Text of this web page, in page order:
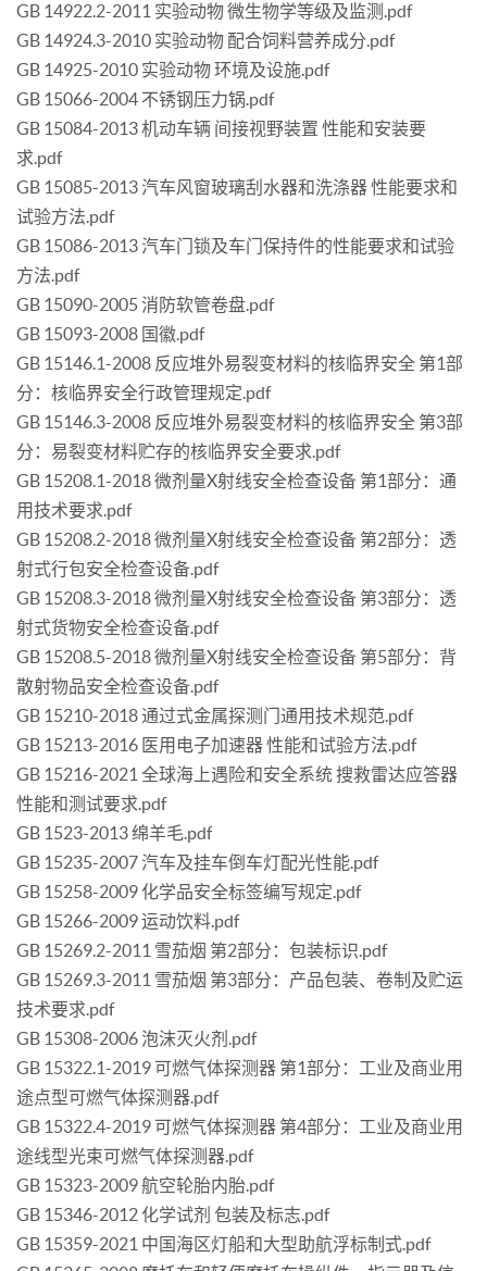
GB 14922.2-2011 实验动物 微生物学等级及监测.pdf
GB 14924.3-2010 实验动物 配合饲料营养成分.pdf
GB 14925-2010 实验动物 环境及设施.pdf
GB 15066-2004 不锈钢压力锅.pdf
GB 15084-2013 机动车辆 间接视野装置 性能和安装要
求.pdf
GB 15085-2013 汽车风窗玻璃刮水器和洗涤器 性能要求和
试验方法.pdf
GB 15086-2013 汽车门锁及车门保持件的性能要求和试验
方法.pdf
GB 15090-2005 消防软管卷盘.pdf
GB 15093-2008 国徽.pdf
GB 15146.1-2008 反应堆外易裂变材料的核临界安全 第1部
分：核临界安全行政管理规定.pdf
GB 15146.3-2008 反应堆外易裂变材料的核临界安全 第3部
分：易裂变材料贮存的核临界安全要求.pdf
GB 15208.1-2018 微剂量X射线安全检查设备 第1部分：通
用技术要求.pdf
GB 15208.2-2018 微剂量X射线安全检查设备 第2部分：透
射式行包安全检查设备.pdf
GB 15208.3-2018 微剂量X射线安全检查设备 第3部分：透
射式货物安全检查设备.pdf
GB 15208.5-2018 微剂量X射线安全检查设备 第5部分：背
散射物品安全检查设备.pdf
GB 15210-2018 通过式金属探测门通用技术规范.pdf
GB 15213-2016 医用电子加速器 性能和试验方法.pdf
GB 15216-2021 全球海上遇险和安全系统 搜救雷达应答器
性能和测试要求.pdf
GB 1523-2013 绵羊毛.pdf
GB 15235-2007 汽车及挂车倒车灯配光性能.pdf
GB 15258-2009 化学品安全标签编写规定.pdf
GB 15266-2009 运动饮料.pdf
GB 15269.2-2011 雪茄烟 第2部分：包装标识.pdf
GB 15269.3-2011 雪茄烟 第3部分：产品包装、卷制及贮运
技术要求.pdf
GB 15308-2006 泡沫灭火剂.pdf
GB 15322.1-2019 可燃气体探测器 第1部分：工业及商业用
途点型可燃气体探测器.pdf
GB 15322.4-2019 可燃气体探测器 第4部分：工业及商业用
途线型光束可燃气体探测器.pdf
GB 15323-2009 航空轮胎内胎.pdf
GB 15346-2012 化学试剂 包装及标志.pdf
GB 15359-2021 中国海区灯船和大型助航浮标制式.pdf